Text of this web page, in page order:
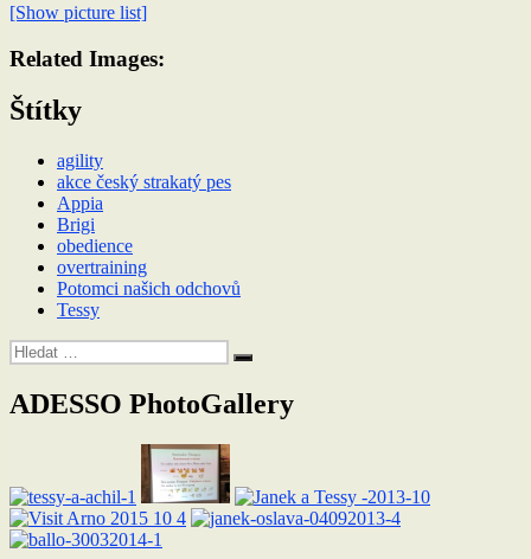
[Show picture list]
Related Images:
Štítky
agility
akce český strakatý pes
Appia
Brigi
obedience
overtraining
Potomci našich odchovů
Tessy
Hledat:
Hledání
ADESSO PhotoGallery